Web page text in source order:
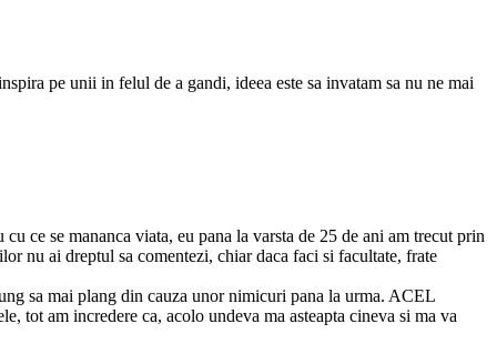
pe unii in felul de a gandi, ideea este sa invatam sa nu ne mai
ce se mananca viata, eu pana la varsta de 25 de ani am trecut prin
nu ai dreptul sa comentezi, chiar daca faci si facultate, frate
sa mai plang din cauza unor nimicuri pana la urma. ACEL
tot am incredere ca, acolo undeva ma asteapta cineva si ma va